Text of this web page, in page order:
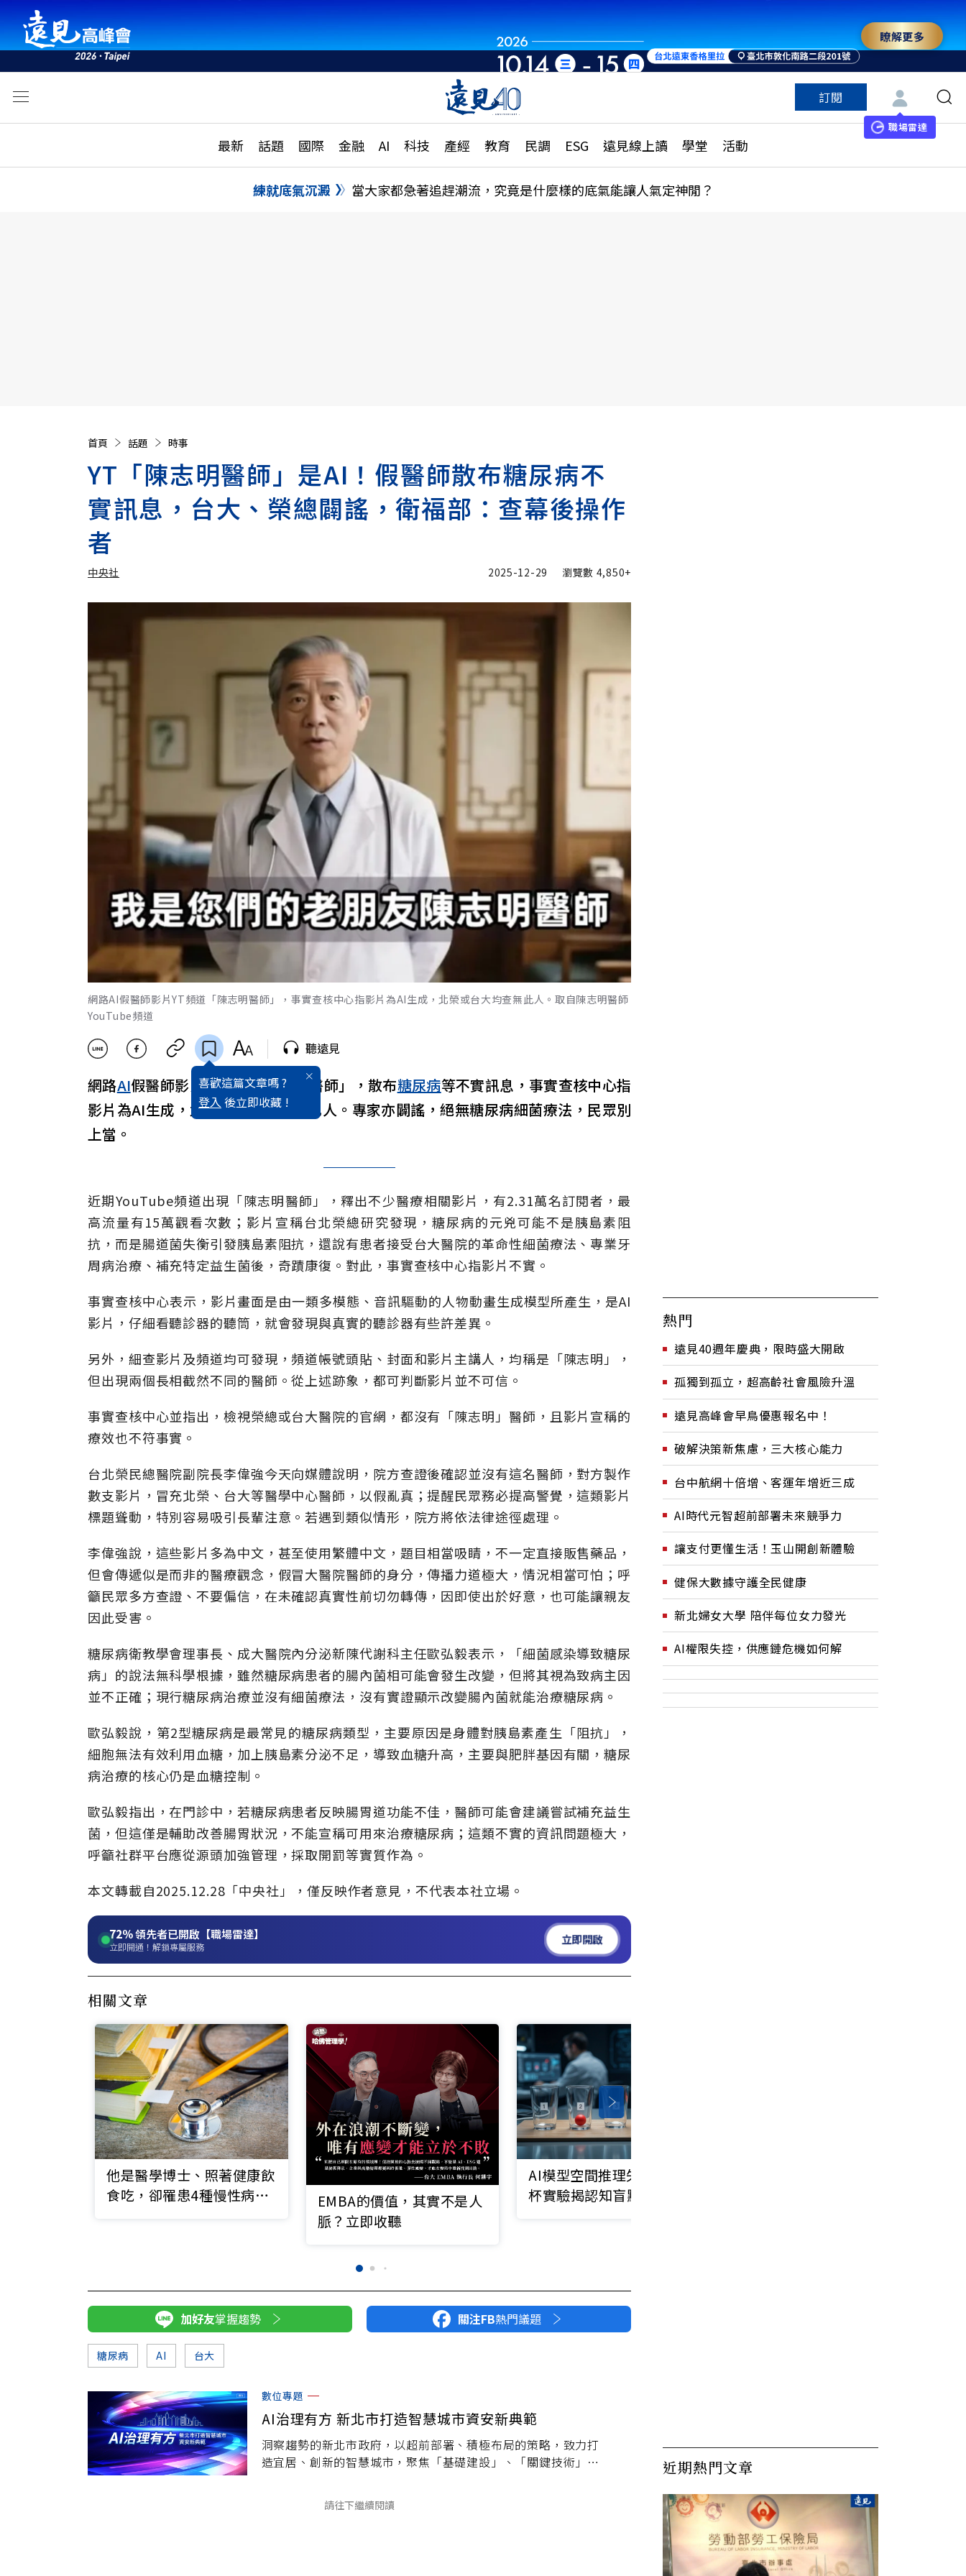
瞭解更多
訂閱
職場雷達
最新 話題 國際 金融 AI 科技 產經 教育 民調 ESG 遠見線上讀 學堂 活動
活動
話題
國際
特輯
大學升學、職涯攻略
縣市施政調查全解析
民調
更多訂閱方案
特色頻道
練就底氣沉澱 當大家都急著追趕潮流，究竟是什麼樣的底氣能讓人氣定神閒？
首頁 話題 時事
YT「陳志明醫師」是AI！假醫師散布糖尿病不
實訊息，台大、榮總闢謠，衛福部：查幕後操作
者
中央社 2025-12-29 瀏覽數 4,850+
網路AI假醫師影片YT頻道「陳志明醫師」，事實查核中心指影片為AI生成，北榮或台大均查無此人。取自陳志明醫師
YouTube頻道
喜歡這篇文章嗎 ?
登入 後立即收藏 !
聽遠見
網路AI假醫師影片YT頻道「陳志明醫師」，散布糖尿病等不實訊息，事實查核中心指
影片為AI生成，北榮或台大均查無此人。專家亦闢謠，絕無糖尿病細菌療法，民眾別
上當。
近期YouTube頻道出現「陳志明醫師」，釋出不少醫療相關影片，有2.31萬名訂閱者，最
高流量有15萬觀看次數；影片宣稱台北榮總研究發現，糖尿病的元兇可能不是胰島素阻
抗，而是腸道菌失衡引發胰島素阻抗，還說有患者接受台大醫院的革命性細菌療法、專業牙
周病治療、補充特定益生菌後，奇蹟康復。對此，事實查核中心指影片不實。
事實查核中心表示，影片畫面是由一類多模態、音訊驅動的人物動畫生成模型所產生，是AI
影片，仔細看聽診器的聽筒，就會發現與真實的聽診器有些許差異。
另外，細查影片及頻道均可發現，頻道帳號頭貼、封面和影片主講人，均稱是「陳志明」，
但出現兩個長相截然不同的醫師。從上述跡象，都可判斷影片並不可信。
事實查核中心並指出，檢視榮總或台大醫院的官網，都沒有「陳志明」醫師，且影片宣稱的
療效也不符事實。
台北榮民總醫院副院長李偉強今天向媒體說明，院方查證後確認並沒有這名醫師，對方製作
數支影片，冒充北榮、台大等醫學中心醫師，以假亂真；提醒民眾務必提高警覺，這類影片
標題聳動，特別容易吸引長輩注意。若遇到類似情形，院方將依法律途徑處理。
李偉強說，這些影片多為中文，甚至使用繁體中文，題目相當吸睛，不一定直接販售藥品，
但會傳遞似是而非的醫療觀念，假冒大醫院醫師的身分，傳播力道極大，情況相當可怕；呼
籲民眾多方查證、不要偏信，在未確認真實性前切勿轉傳，因即使出於好意，也可能讓親友
因此受害。
糖尿病衛教學會理事長、成大醫院內分泌新陳代謝科主任歐弘毅表示，「細菌感染導致糖尿
病」的說法無科學根據，雖然糖尿病患者的腸內菌相可能會發生改變，但將其視為致病主因
並不正確；現行糖尿病治療並沒有細菌療法，沒有實證顯示改變腸內菌就能治療糖尿病。
歐弘毅說，第2型糖尿病是最常見的糖尿病類型，主要原因是身體對胰島素產生「阻抗」，
細胞無法有效利用血糖，加上胰島素分泌不足，導致血糖升高，主要與肥胖基因有關，糖尿
病治療的核心仍是血糖控制。
歐弘毅指出，在門診中，若糖尿病患者反映腸胃道功能不佳，醫師可能會建議嘗試補充益生
菌，但這僅是輔助改善腸胃狀況，不能宣稱可用來治療糖尿病；這類不實的資訊問題極大，
呼籲社群平台應從源頭加強管理，採取開罰等實質作為。
本文轉載自2025.12.28「中央社」，僅反映作者意見，不代表本社立場。
72%領先者已開啟【職場雷達】
立即開通！解鎖專屬服務
立即開啟
相關文章
他是醫學博士、照著健康飲
食吃，卻罹患4種慢性病？
EMBA的價值，其實不是人
脈？立即收聽
AI模型空間推理失靈？透明
杯實驗揭認知盲點
加好友掌握趨勢 關注FB熱門議題
糖尿病 AI 台大
數位專題
AI治理有方 新北市打造智慧城市資安新典範
洞察趨勢的新北市政府，以超前部署、積極布局的策略，致力打
造宜居、創新的智慧城市，聚焦「基礎建設」、「關鍵技術」、
政府的前瞻思維與執行力。
請往下繼續閱讀
熱門
遠見40週年慶典，限時盛大開啟
孤獨到孤立，超高齡社會風險升溫
遠見高峰會早鳥優惠報名中！
破解決策新焦慮，三大核心能力
台中航網十倍增、客運年增近三成
AI時代元智超前部署未來競爭力
讓支付更懂生活！玉山開創新體驗
健保大數據守護全民健康
新北婦女大學 陪伴每位女力發光
AI權限失控，供應鏈危機如何解
近期熱門文章